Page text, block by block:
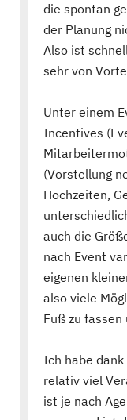
die spontan
der Planung
Also ist
sehr von
Unter einem
Incentives
(Vorstellung
Hochzeiten,
auch die
nach Event
eigenen
also viele
Fuß zu
Ich habe
relativ viel
ist je nach